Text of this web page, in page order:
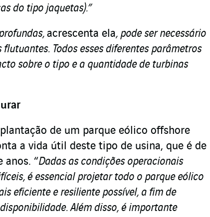
do tipo jaquetas).”
acrescenta ela, pode ser necessário
Todos esses diferentes parâmetros
sobre o tipo e a quantidade de turbinas
de um parque eólico offshore
a vida útil deste tipo de usina, que é de
anos. “Dadas as condições operacionais
é essencial projetar todo o parque eólico
eficiente e resiliente possível, a fim de
Além disso, é importante